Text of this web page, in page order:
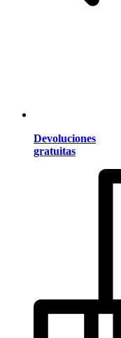
Devoluciones
gratuitas